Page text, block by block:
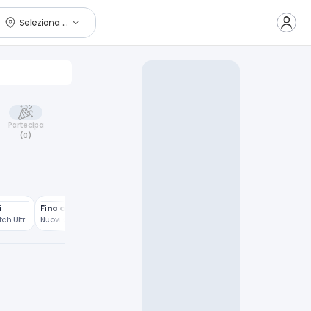
Seleziona città
Partecipa
(0)
Nuovi Galaxy Watch9 | Watch Ultra2
Fino a €400 di vantaggi
Nuovi Galaxy Z Flip8